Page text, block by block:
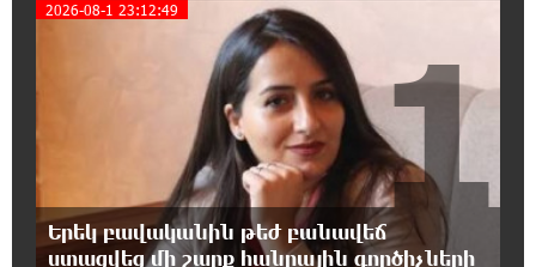
ընդհատումներ կլինեն
21:26:16 7-08-2026
Ստեփանավանում ռուս կին է փորձել
ինքնասպան լինել
21:08:37 7-08-2026
ԵԱՏՄ֊ն չի ուզում, որ իր միջոցներով
զարգանա Հայաստանի տնտեսությունը ու
2026-08-1 23:12:49
Երեկ բավականին թեժ բանավեճ
ստացվեց մի շարք հանրային գործիչների
1